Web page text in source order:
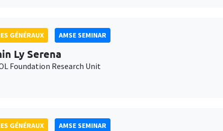
GÉNÉRAUX AMSE SEMINAR
Ly Serena
Foundation Research Unit
GÉNÉRAUX AMSE SEMINAR